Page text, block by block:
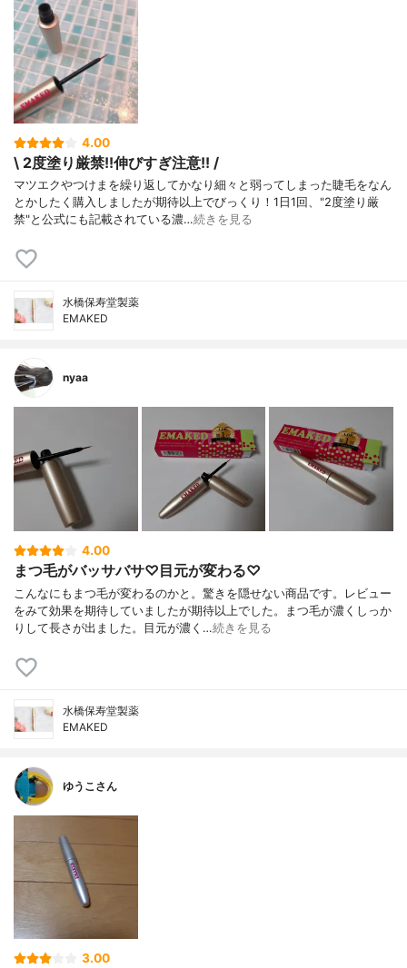
4.00
\ 2度塗り厳禁!!伸びすぎ注意!! /
マツエクやつけまを繰り返してかなり細々と弱ってしまった睫毛をなん
とかしたく購入しましたが期待以上でびっくり！1日1回、"2度塗り厳
禁"と公式にも記載されている濃…続きを見る
水橋保寿堂製薬
EMAKED
nyaa
4.00
まつ毛がバッサバサ♡目元が変わる♡
こんなにもまつ毛が変わるのかと。驚きを隠せない商品です。レビュー
をみて効果を期待していましたが期待以上でした。まつ毛が濃くしっか
りして長さが出ました。目元が濃く…続きを見る
水橋保寿堂製薬
EMAKED
ゆうこさん
3.00